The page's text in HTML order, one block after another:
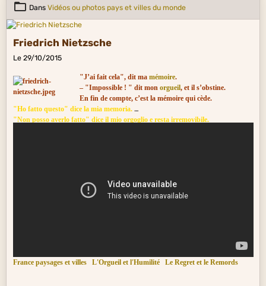
Dans Vidéos ou photos pays et villes du monde
Friedrich Nietzsche
Le 29/10/2015
"J’ai fait cela", dit ma mémoire.
– "Impossible ! " dit mon orgueil, et il s’obstine.
En fin de compte, c’est la mémoire qui cède.
"Ho fatto questo" dice la mia memoria.
"Non posso averlo fatto" dice il mio orgoglio e resta irremovibile.
France paysages et villes L'Orgueil et l'Humilité Le Regret et le Remords